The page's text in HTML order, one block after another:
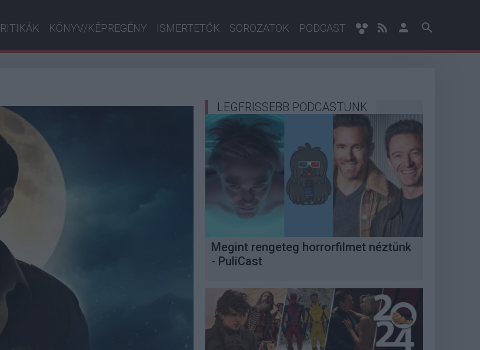
KÖNYV/KÉPREGÉNY ISMERTETŐK SOROZATOK PODCAST
LEGFRISSEBB PODCASTÜNK
Megint rengeteg horrorfilmet néztünk
- PuliCast